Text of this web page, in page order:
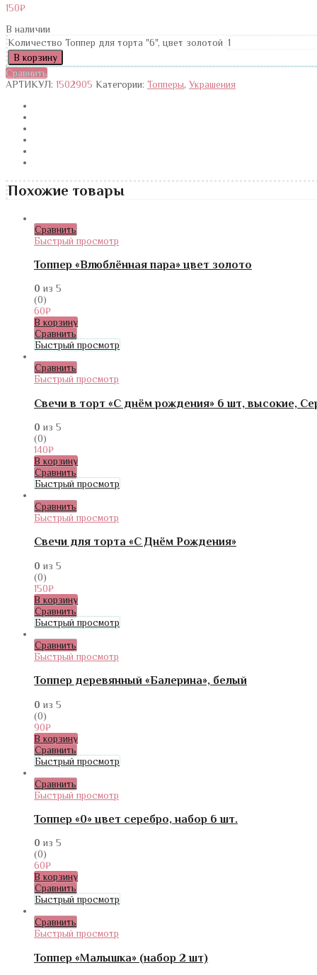
150₽
В наличии
Количество Топпер для торта "6", цвет золотой
В корзину
Сравнить
АРТИКУЛ: 1502905 Категории: Топперы, Украшения
Похожие товары
Сравнить
Быстрый просмотр
Топпер «Влюблённая пара» цвет золото
0 из 5
(0)
60₽
В корзину
Сравнить
Быстрый просмотр
Сравнить
Быстрый просмотр
Свечи в торт «С днём рождения» 6 шт, высокие,
0 из 5
(0)
140₽
В корзину
Сравнить
Быстрый просмотр
Сравнить
Быстрый просмотр
Свечи для торта «С Днём Рождения»
0 из 5
(0)
150₽
В корзину
Сравнить
Быстрый просмотр
Сравнить
Быстрый просмотр
Топпер деревянный «Балерина», белый
0 из 5
(0)
90₽
В корзину
Сравнить
Быстрый просмотр
Сравнить
Быстрый просмотр
Топпер «0» цвет серебро, набор 6 шт.
0 из 5
(0)
60₽
В корзину
Сравнить
Быстрый просмотр
Сравнить
Быстрый просмотр
Топпер «Малышка» (набор 2 шт)